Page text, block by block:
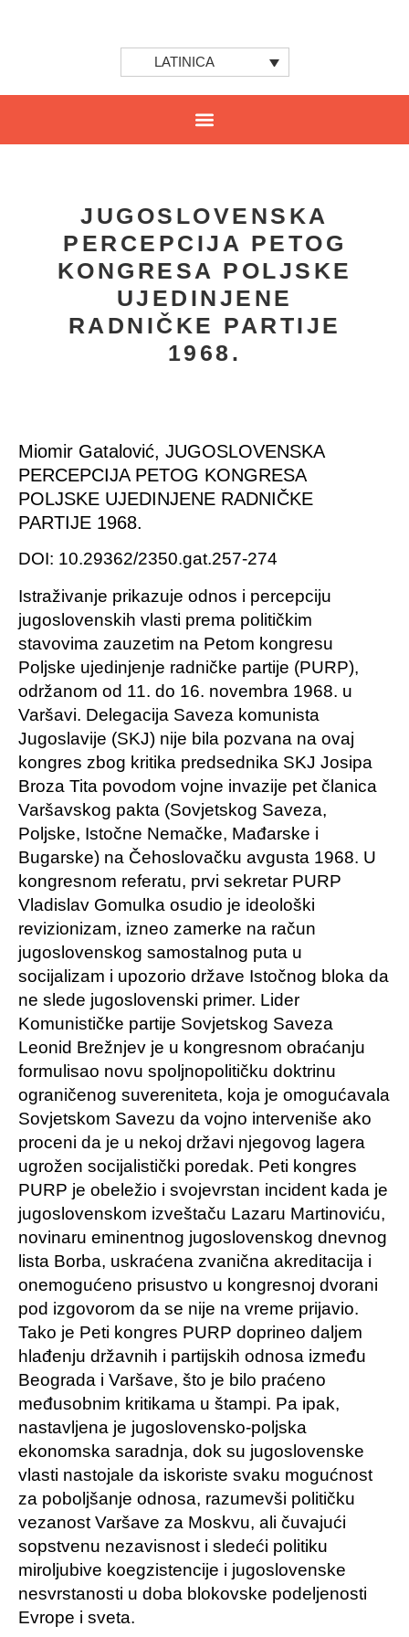
LATINICA
JUGOSLOVENSKA
PERCEPCIJA PETOG
KONGRESA POLJSKE
UJEDINJENE
RADNIČKE PARTIJE
1968.
Miomir Gatalović, JUGOSLOVENSKA
PERCEPCIJA PETOG KONGRESA
POLJSKE UJEDINJENE RADNIČKE
PARTIJE 1968.
DOI: 10.29362/2350.gat.257-274
Istraživanje prikazuje odnos i percepciju
jugoslovenskih vlasti prema političkim
stavovima zauzetim na Petom kongresu
Poljske ujedinjenje radničke partije (PURP),
održanom od 11. do 16. novembra 1968. u
Varšavi. Delegacija Saveza komunista
Jugoslavije (SKJ) nije bila pozvana na ovaj
kongres zbog kritika predsednika SKJ Josipa
Broza Tita povodom vojne invazije pet članica
Varšavskog pakta (Sovjetskog Saveza,
Poljske, Istočne Nemačke, Mađarske i
Bugarske) na Čehoslovačku avgusta 1968. U
kongresnom referatu, prvi sekretar PURP
Vladislav Gomulka osudio je ideološki
revizionizam, izneo zamerke na račun
jugoslovenskog samostalnog puta u
socijalizam i upozorio države Istočnog bloka da
ne slede jugoslovenski primer. Lider
Komunističke partije Sovjetskog Saveza
Leonid Brežnjev je u kongresnom obraćanju
formulisao novu spoljnopolitičku doktrinu
ograničenog suvereniteta, koja je omogućavala
Sovjetskom Savezu da vojno interveniše ako
proceni da je u nekoj državi njegovog lagera
ugrožen socijalistički poredak. Peti kongres
PURP je obeležio i svojevrstan incident kada je
jugoslovenskom izveštaču Lazaru Martinoviću,
novinaru eminentnog jugoslovenskog dnevnog
lista Borba, uskraćena zvanična akreditacija i
onemogućeno prisustvo u kongresnoj dvorani
pod izgovorom da se nije na vreme prijavio.
Tako je Peti kongres PURP doprineo daljem
hlađenju državnih i partijskih odnosa između
Beograda i Varšave, što je bilo praćeno
međusobnim kritikama u štampi. Pa ipak,
nastavljena je jugoslovensko-poljska
ekonomska saradnja, dok su jugoslovenske
vlasti nastojale da iskoriste svaku mogućnost
za poboljšanje odnosa, razumevši političku
vezanost Varšave za Moskvu, ali čuvajući
sopstvenu nezavisnost i sledeći politiku
miroljubive koegzistencije i jugoslovenske
nesvrstanosti u doba blokovske podeljenosti
Evrope i sveta.